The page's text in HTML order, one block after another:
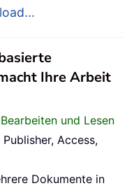
Ihre Arbeit
und Lesen
Publisher, Access,
Dokumente in